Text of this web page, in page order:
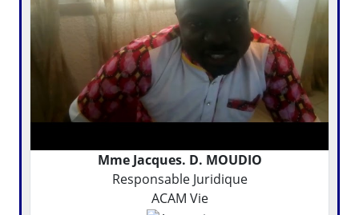
Mme Jacques. D. MOUDIO
Responsable Juridique
ACAM Vie